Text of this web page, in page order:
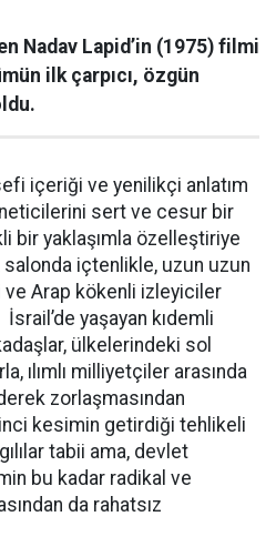
Nadav Lapid’in (1975) filmi
ilk çarpıcı, özgün
içeriği ve yenilikçi anlatım
sert ve cesur bir
bir yaklaşımla özelleştiriye
içtenlikle, uzun uzun
ve Arap kökenli izleyiciler
yaşayan kıdemli
ülkelerindeki sol
ılımlı milliyetçiler arasında
zorlaşmasından
kesimin getirdiği tehlikeli
tabii ama, devlet
bu kadar radikal ve
da rahatsız